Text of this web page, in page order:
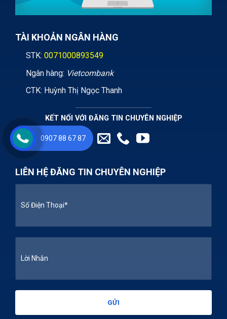
TÀI KHOẢN NGÂN HÀNG
STK: 0071000893549
Ngân hàng: Vietcombank
CTK: Huỳnh Thị Ngọc Thanh
KẾT NỐI VỚI ĐĂNG TIN CHUYÊN NGHIỆP
LIÊN HỆ ĐĂNG TIN CHUYÊN NGHIỆP
0907 88 67 87